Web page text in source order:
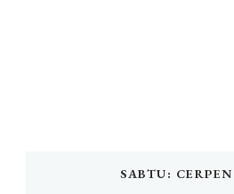
SABTU: